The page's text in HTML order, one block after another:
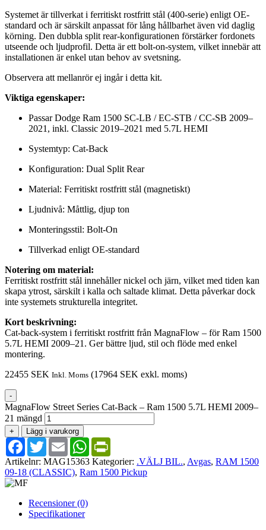
Systemet är tillverkat i ferritiskt rostfritt stål (400-serie) enligt OE-
standard och är särskilt anpassat för lång hållbarhet även vid daglig
körning. Den dubbla split rear-konfigurationen förstärker fordonets
utseende och ljudprofil. Detta är ett bolt-on-system, vilket innebär att
installationen är enkel utan behov av svetsning.
Observera att mellanrör ej ingår i detta kit.
Viktiga egenskaper:
Passar Dodge Ram 1500 SC-LB / EC-STB / CC-SB 2009–
2021, inkl. Classic 2019–2021 med 5.7L HEMI
Systemtyp: Cat-Back
Konfiguration: Dual Split Rear
Material: Ferritiskt rostfritt stål (magnetiskt)
Ljudnivå: Måttlig, djup ton
Monteringsstil: Bolt-On
Tillverkad enligt OE-standard
Notering om material:
Ferritiskt rostfritt stål innehåller nickel och järn, vilket med tiden kan
skapa ytrost, särskilt i kalla och saltade klimat. Detta påverkar dock
inte systemets strukturella integritet.
Kort beskrivning:
Cat-back-system i ferritiskt rostfritt från MagnaFlow – för Ram 1500
5.7L HEMI 2009–21. Ger bättre ljud, stil och flöde med enkel
montering.
22455 SEK Inkl. Moms (17964 SEK exkl. moms)
-
MagnaFlow Street Series Cat-Back – Ram 1500 5.7L HEMI 2009–
21 mängd
+ Lägg i varukorg
Facebook
TwitterEmail WhatsApp
Artikelnr: MAG15363 Kategorier: .VÄLJ BIL., Avgas, RAM 1500
09-18 (CLASSIC), Ram 1500 Pickup
Recensioner (0)
Specifikationer